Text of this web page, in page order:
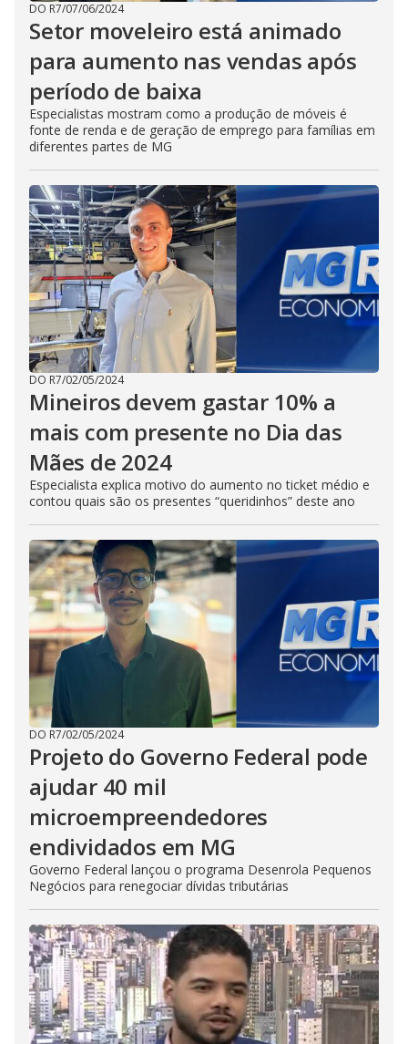
DO R7/07/06/2024
Setor moveleiro está animado
para aumento nas vendas após
período de baixa
Especialistas mostram como a produção de móveis é
fonte de renda e de geração de emprego para famílias em
diferentes partes de MG
DO R7/02/05/2024
Mineiros devem gastar 10% a
mais com presente no Dia das
Mães de 2024
Especialista explica motivo do aumento no ticket médio e
contou quais são os presentes “queridinhos” deste ano
DO R7/02/05/2024
Projeto do Governo Federal pode
ajudar 40 mil
microempreendedores
endividados em MG
Governo Federal lançou o programa Desenrola Pequenos
Negócios para renegociar dívidas tributárias